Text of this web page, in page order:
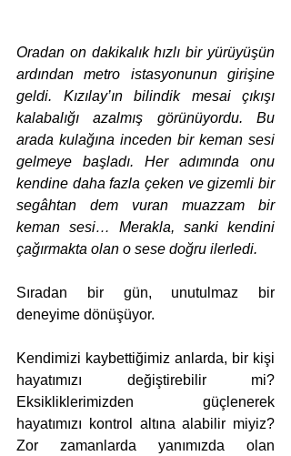
Oradan on dakikalık hızlı bir yürüyüşün
ardından metro istasyonunun girişine
geldi. Kızılay’ın bilindik mesai çıkışı
kalabalığı azalmış görünüyordu. Bu
arada kulağına inceden bir keman sesi
gelmeye başladı. Her adımında onu
kendine daha fazla çeken ve gizemli bir
segâhtan dem vuran muazzam bir
keman sesi… Merakla, sanki kendini
çağırmakta olan o sese doğru ilerledi.
Sıradan bir gün, unutulmaz bir
deneyime dönüşüyor.
Kendimizi kaybettiğimiz anlarda, bir kişi
hayatımızı değiştirebilir mi?
Eksikliklerimizden güçlenerek
hayatımızı kontrol altına alabilir miyiz?
Zor zamanlarda yanımızda olan